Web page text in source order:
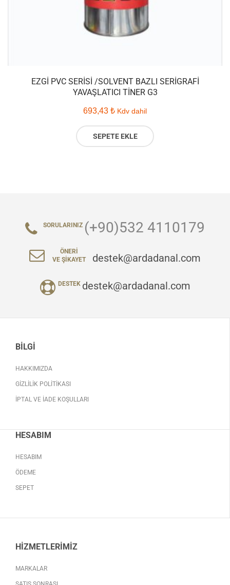
EZGI PVC SERISI /SOLVENT BAZLI SERIGRAFI
YAVAŞLATICI TINER G3
693,43 ₺ Kdv dahil
SEPETE EKLE
SORULARINIZ (+90)532 4110179
ÖNERI
VE ŞIKAYET
destek@ardadanal.com
DESTEK destek@ardadanal.com
BILGI
HAKKIMIZDA
GIZLILIK POLITIKASI
İPTAL VE İADE KOŞULLARI
HESABIM
HESABIM
ÖDEME
SEPET
HIZMETLERIMIZ
MARKALAR